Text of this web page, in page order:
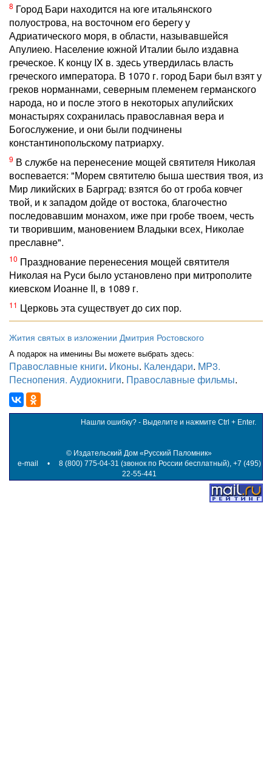
8 Город Бари находится на юге итальянского
полуострова, на восточном его берегу у
Адриатического моря, в области, называвшейся
Апулиею. Население южной Италии было издавна
греческое. К концу IX в. здесь утвердилась власть
греческого императора. В 1070 г. город Бари был взят у
греков норманнами, северным племенем германского
народа, но и после этого в некоторых апулийских
монастырях сохранилась православная вера и
Богослужение, и они были подчинены
константинопольскому патриарху.
9 В службе на перенесение мощей святителя Николая
воспевается: "Морем святителю быша шествия твоя, из
Мир ликийских в Барград: взятся бо от гроба ковчег
твой, и к западом дойде от востока, благочестно
последовавшим монахом, иже при гробе твоем, честь
ти творившим, мановением Владыки всех, Николае
преславне".
10 Празднование перенесения мощей святителя
Николая на Руси было установлено при митрополите
киевском Иоанне II, в 1089 г.
11 Церковь эта существует до сих пор.
Жития святых в изложении Дмитрия Ростовского
А подарок на именины Вы можете выбрать здесь:
Православные книги. Иконы. Календари. MP3.
Песнопения. Аудиокниги. Православные фильмы.
Нашли ошибку? - Выделите и нажмите Ctrl + Enter.
© Издательский Дом «Русский Паломник»
e-mail
• 8 (800) 775-04-31 (звонок по России бесплатный), +7 (495)
22-55-441